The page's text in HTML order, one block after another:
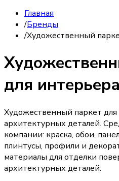
Главная
/Бренды
/Художественный
для интерьера
Художественный паркет
архитектурных деталей.
компании: краска, обои,
плинтусы, профили и
материалы для отделки
архитектурных деталей.